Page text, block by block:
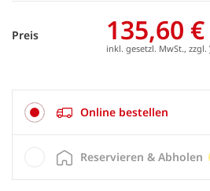
Preis 135,60 €
inkl. gesetzl. MwSt., zzgl.
Online bestellen
Reservieren & Abholen